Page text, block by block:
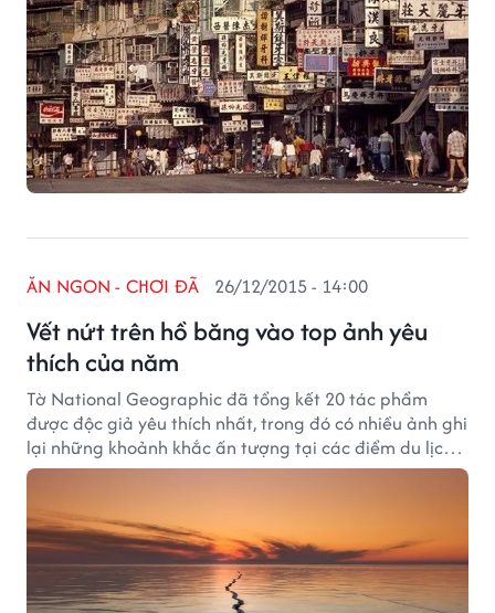
Vết nứt trên hồ băng vào top ảnh yêu
thích của năm
ĂN NGON - CHƠI ĐÃ 26/12/2015 - 14:00
Tờ National Geographic đã tổng kết 20 tác phẩm
được độc giả yêu thích nhất, trong đó có nhiều ảnh ghi
lại những khoảnh khắc ấn tượng tại các điểm du lịch
nổi tiếng trên thế giới.